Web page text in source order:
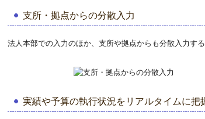
支所・拠点からの分散入力
法人本部での入力のほか、支所や拠点からも分散入力す
実績や予算の執行状況をリアルタイムに把